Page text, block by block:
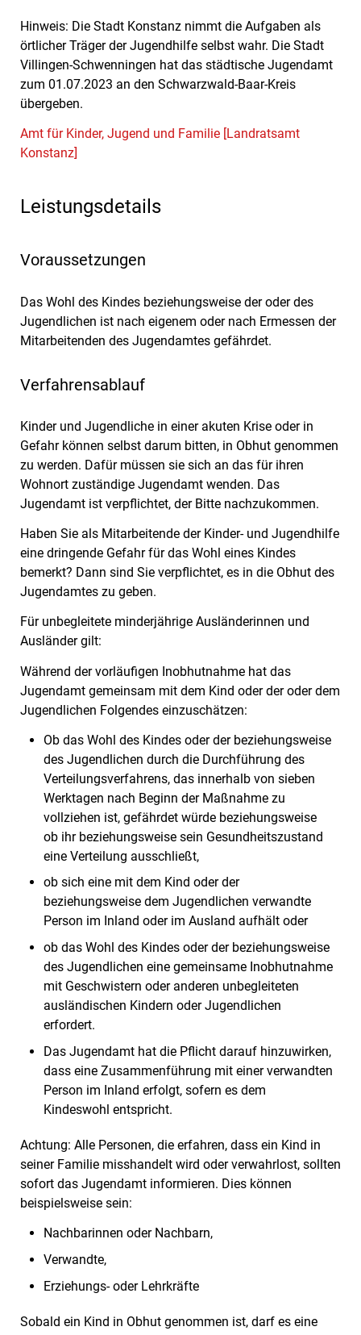
Hinweis: Die Stadt Konstanz nimmt die Aufgaben als
örtlicher Träger der Jugendhilfe selbst wahr. Die Stadt
Villingen-Schwenningen hat das städtische Jugendamt
zum 01.07.2023 an den Schwarzwald-Baar-Kreis
übergeben.
Amt für Kinder, Jugend und Familie [Landratsamt
Konstanz]
Leistungsdetails
Voraussetzungen
Das Wohl des Kindes beziehungsweise der oder des
Jugendlichen ist nach eigenem oder nach Ermessen der
Mitarbeitenden des Jugendamtes gefährdet.
Verfahrensablauf
Kinder und Jugendliche in einer akuten Krise oder in
Gefahr können selbst darum bitten, in Obhut genommen
zu werden. Dafür müssen sie sich an das für ihren
Wohnort zuständige Jugendamt wenden. Das
Jugendamt ist verpflichtet, der Bitte nachzukommen.
Haben Sie als Mitarbeitende der Kinder- und Jugendhilfe
eine dringende Gefahr für das Wohl eines Kindes
bemerkt? Dann sind Sie verpflichtet, es in die Obhut des
Jugendamtes zu geben.
Für unbegleitete minderjährige Ausländerinnen und
Ausländer gilt:
Während der vorläufigen Inobhutnahme hat das
Jugendamt gemeinsam mit dem Kind oder der oder dem
Jugendlichen Folgendes einzuschätzen:
Ob das Wohl des Kindes oder der beziehungsweise
des Jugendlichen durch die Durchführung des
Verteilungsverfahrens, das innerhalb von sieben
Werktagen nach Beginn der Maßnahme zu
vollziehen ist, gefährdet würde beziehungsweise
ob ihr beziehungsweise sein Gesundheitszustand
eine Verteilung ausschließt,
ob sich eine mit dem Kind oder der
beziehungsweise dem Jugendlichen verwandte
Person im Inland oder im Ausland aufhält oder
ob das Wohl des Kindes oder der beziehungsweise
des Jugendlichen eine gemeinsame Inobhutnahme
mit Geschwistern oder anderen unbegleiteten
ausländischen Kindern oder Jugendlichen
erfordert.
Das Jugendamt hat die Pflicht darauf hinzuwirken,
dass eine Zusammenführung mit einer verwandten
Person im Inland erfolgt, sofern es dem
Kindeswohl entspricht.
Achtung: Alle Personen, die erfahren, dass ein Kind in
seiner Familie misshandelt wird oder verwahrlost, sollten
sofort das Jugendamt informieren. Dies können
beispielsweise sein:
Nachbarinnen oder Nachbarn,
Verwandte,
Erziehungs- oder Lehrkräfte
Sobald ein Kind in Obhut genommen ist, darf es eine